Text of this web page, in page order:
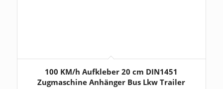
100 KM/h Aufkleber 20 cm DIN1451
Zugmaschine Anhänger Bus Lkw Trailer